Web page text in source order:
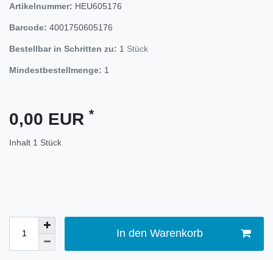
Artikelnummer: HEU605176
Barcode: 4001750605176
Bestellbar in Schritten zu: 1 Stück
Mindestbestellmenge: 1
0,00 EUR *
Inhalt 1 Stück
In den Warenkorb